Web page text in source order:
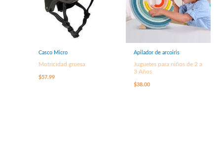
Casco Micro
Motricidad gruesa
$57.99
Apilador de arcoiris
Juguetes para niños de 2 a
3 Años
$38.00